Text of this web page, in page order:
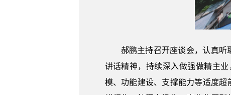
郝鹏主持召开座谈会，认真听
讲话精神，持续深入做强做精主
模、功能建设、支撑能力等适度